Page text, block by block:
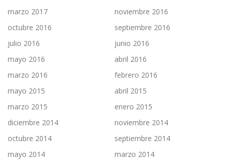
marzo 2017
noviembre 2016
octubre 2016
septiembre 2016
julio 2016
junio 2016
mayo 2016
abril 2016
marzo 2016
febrero 2016
mayo 2015
abril 2015
marzo 2015
enero 2015
diciembre 2014
noviembre 2014
octubre 2014
septiembre 2014
mayo 2014
marzo 2014